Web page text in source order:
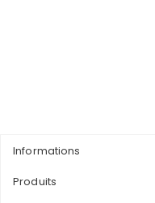
Informations
Produits